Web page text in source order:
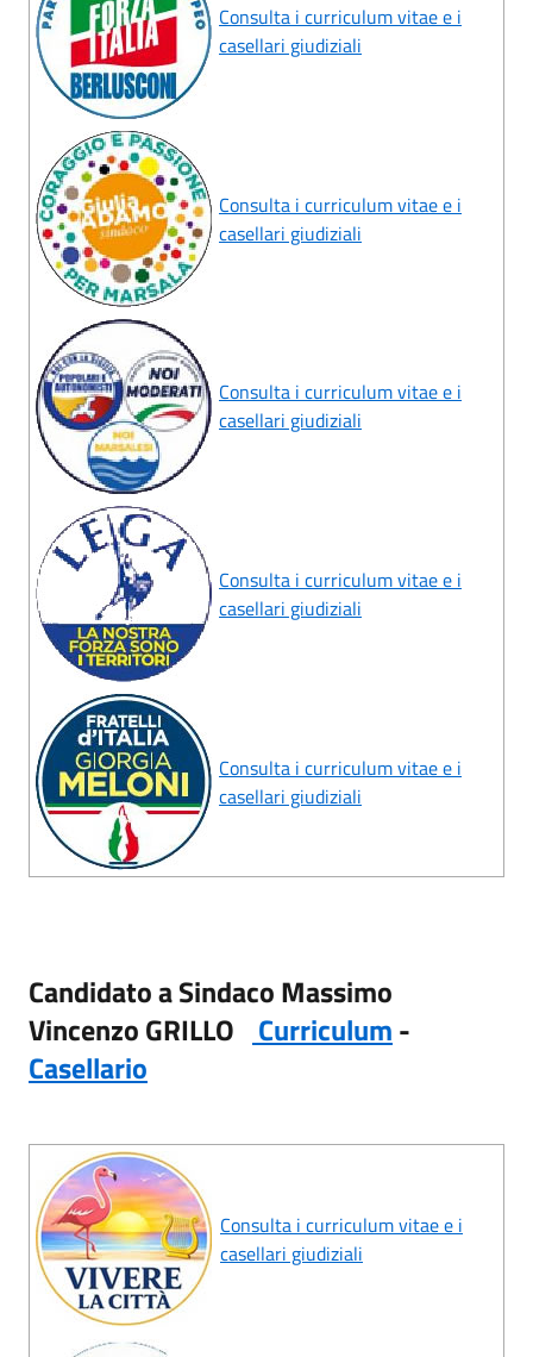
Consulta i curriculum vitae e i
casellari giudiziali
Consulta i curriculum vitae e i
casellari giudiziali
Consulta i curriculum vitae e i
casellari giudiziali
Consulta i curriculum vitae e i
casellari giudiziali
Consulta i curriculum vitae e i
casellari giudiziali
Candidato a SindacoMassimo
Vincenzo GRILLO
Curriculum-
Casellario
Consulta i curriculum vitae e i
casellari giudiziali